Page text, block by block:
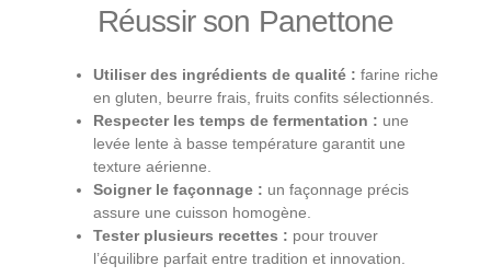
Réussir son Panettone
Utiliser des ingrédients de qualité : farine riche
en gluten, beurre frais, fruits confits sélectionnés.
Respecter les temps de fermentation : une
levée lente à basse température garantit une
texture aérienne.
Soigner le façonnage : un façonnage précis
assure une cuisson homogène.
Tester plusieurs recettes : pour trouver
l’équilibre parfait entre tradition et innovation.